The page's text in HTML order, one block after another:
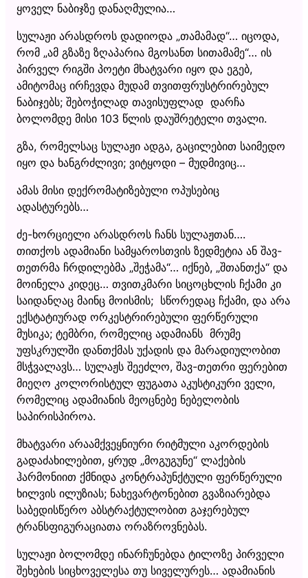
ყოველ ნაბიჯზე დანაღმულია…
სულაჟი არასდროს დადიოდა „თამამად“… იცოდა,
რომ „ამ გზაზე ზღაპარია მგოსანთ სითამამე“… ის
პირველ რიგში პოეტი მხატვარი იყო და ეგებ,
ამიტომაც ირჩევდა მუდამ თვითფრუსტრირებულ
ნაბიჯებს; შებოჭილად თავისუფლად დარჩა
ბოლომდე მისი 103 წლის დაუშრეტელი თვალი.
გზა, რომელსაც სულაჟი ადგა, გაცილებით საიმედო
იყო და ხანგრძლივი; ვიტყოდი – მუდმივიც…
ამას მისი დექრომატიზებული ოპუსებიც
ადასტურებს…
ძე-ხორციელი არასდროს ჩანს სულაჟთან….
თითქოს ადამიანი სამყაროსთვის ზედმეტია ან შავ-
თეთრმა ჩრდილებმა „შეჭამა“… იქნებ, „შთანთქა“ და
მოინელა კიდეც… თვითკმარი სიცოცხლის ჩქამი კი
საიდანღაც მაინც მოისმის; სწორედაც ჩქამი, და არა
ექსტატიურად ორკესტრირებული ფერწერული
მუსიკა; ტემბრი, რომელიც ადამიანს მრუმე
უფსკრულში დანთქმას უქადის და მარადიულობით
მსჭვალავს… სულაჟს შეეძლო, შავ-თეთრი ფერებით
მიეღო კოლორისტულ ფუგათა აკუსტიკური ველი,
რომელიც ადამიანის მეოცნებე ნებელობის
საპირისპიროა.
მხატვარი არაამქვეყნიური რიტმული აკორდების
გადაძახილებით, ყრუდ „მოგუგუნე“ ლაქების
ჰარმონიით ქმნიდა კონტრაპუნქტული ფერწერული
ხილვის ილუზიას; ნახევარტონებით გვაზიარებდა
საბედისწერო აბსტრაქტულობით გაჯერებულ
ტრანსფიგურაციათა ორაზროვნებას.
სულაჟი ბოლომდე ინარჩუნებდა ტილოზე პირველი
შეხების სიცხოველესა თუ სიველურეს… ადამიანის